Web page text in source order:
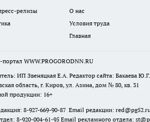
релизы О нас
Условия труда
Главная
WWW.PROGORODNN.RU
ИП Звеняцкая Е.А. Редактор сайта: Бакаева Ю.Г.
область, г. Киров, ул. Азина, дом № 80, кв. 31
продукции: 16+
8-927-669-90-87 Email редакции:
8-920-004-61-95 Email рекламного отдела: